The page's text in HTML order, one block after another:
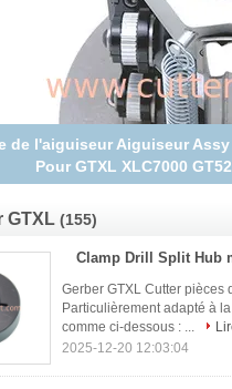
80g adaptée pour
GT1000 85631000
GTXL (155)
Gerber GTXL Cutter pièces
Particulièrement adapté à
comme ci-dessous : ...
2025-12-20 12:03:04